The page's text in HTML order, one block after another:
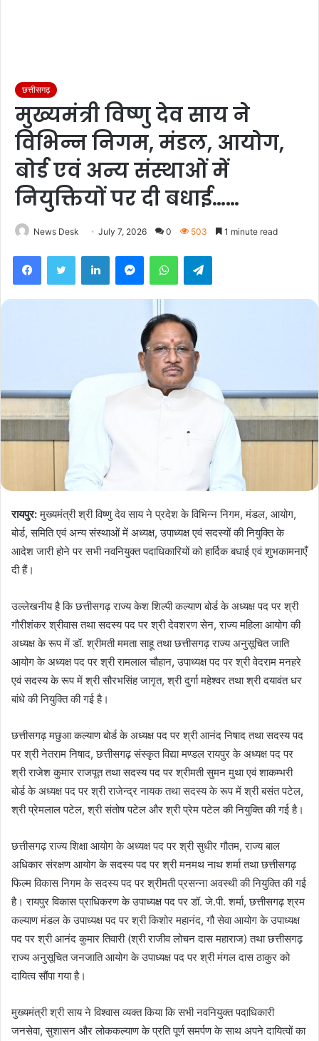
छत्तीसगढ़
मुख्यमंत्री विष्णु देव साय ने
विभिन्न निगम, मंडल, आयोग,
बोर्ड एवं अन्य संस्थाओं में
नियुक्तियों पर दी बधाई……
News Desk July 7, 2026 0 503 1 minute read
रायपुर:मुख्यमंत्री श्री विष्णु देव साय ने प्रदेश के विभिन्न निगम, मंडल, आयोग,
बोर्ड, समिति एवं अन्य संस्थाओं में अध्यक्ष, उपाध्यक्ष एवं सदस्यों की नियुक्ति के
आदेश जारी होने पर सभी नवनियुक्त पदाधिकारियों को हार्दिक बधाई एवं शुभकामनाएँ
दी हैं।
उल्लेखनीय है कि छत्तीसगढ़ राज्य केश शिल्पी कल्याण बोर्ड के अध्यक्ष पद पर श्री
गौरीशंकर श्रीवास तथा सदस्य पद पर श्री देवशरण सेन, राज्य महिला आयोग की
अध्यक्ष के रूप में डॉ. श्रीमती ममता साहू तथा छत्तीसगढ़ राज्य अनुसूचित जाति
आयोग के अध्यक्ष पद पर श्री रामलाल चौहान, उपाध्यक्ष पद पर श्री वेदराम मनहरे
एवं सदस्य के रूप में श्री सौरभसिंह जागृत, श्री दुर्गा महेश्वर तथा श्री दयावंत धर
बांधे की नियुक्ति की गई है।
छत्तीसगढ़ मछुआ कल्याण बोर्ड के अध्यक्ष पद पर श्री आनंद निषाद तथा सदस्य पद
पर श्री नेतराम निषाद, छत्तीसगढ़ संस्कृत विद्या मण्डल रायपुर के अध्यक्ष पद पर
श्री राजेश कुमार राजपूत तथा सदस्य पद पर श्रीमती सुमन मुथा एवं शाकम्भरी
बोर्ड के अध्यक्ष पद पर श्री राजेन्द्र नायक तथा सदस्य के रूप में श्री बसंत पटेल,
श्री प्रेमलाल पटेल, श्री संतोष पटेल और श्री प्रेम पटेल की नियुक्ति की गई है।
छत्तीसगढ़ राज्य शिक्षा आयोग के अध्यक्ष पद पर श्री सुधीर गौतम, राज्य बाल
अधिकार संरक्षण आयोग के सदस्य पद पर श्री मनमथ नाथ शर्मा तथा छत्तीसगढ़
फिल्म विकास निगम के सदस्य पद पर श्रीमती प्रसन्ना अवस्थी की नियुक्ति की गई
है। रायपुर विकास प्राधिकरण के उपाध्यक्ष पद पर डॉ. जे.पी. शर्मा, छत्तीसगढ़ श्रम
कल्याण मंडल के उपाध्यक्ष पद पर श्री किशोर महानंद, गौ सेवा आयोग के उपाध्यक्ष
पद पर श्री आनंद कुमार तिवारी (श्री राजीव लोचन दास महाराज) तथा छत्तीसगढ़
राज्य अनुसूचित जनजाति आयोग के उपाध्यक्ष पद पर श्री मंगल दास ठाकुर को
दायित्व सौंपा गया है।
मुख्यमंत्री श्री साय ने विश्वास व्यक्त किया कि सभी नवनियुक्त पदाधिकारी
जनसेवा, सुशासन और लोककल्याण के प्रति पूर्ण समर्पण के साथ अपने दायित्वों का